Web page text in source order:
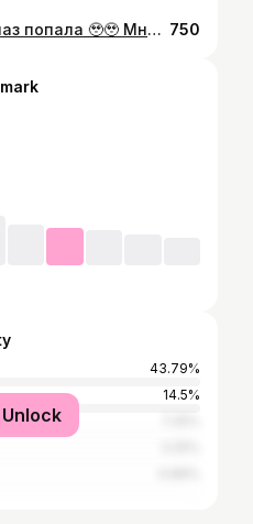
Просто ностальгия в глаз попала 🥹🥹 Мне потребовалось очень много времени , чтобы начать вести активно блог ❤️ и честно признаюсь руки опускаются до сих пор😭 но… благодаря моему окружению,которое верит в каждый мой шаг, я день в день буду стараться еще больше 🙌 Я сама себе выстроила рамки за которые мой блог не может переходить и жить с ними , признаюсь , очень сложно 😅😅 поэтому я очень рада приветствовать всех у меня на страничке и давайте создавать красоту вместе, развиваться, снимать красивый контент, делать распаковки и конечно не забывать про юмор в нашей жизни ✨💔 750
43.79%
14.5%